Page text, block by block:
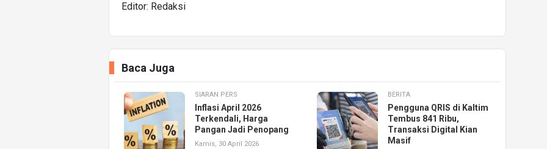
Editor: Redaksi
Baca Juga
SIARAN PERS
Inflasi April 2026
Terkendali, Harga
Pangan Jadi Penopang
Kamis, 30 April 2026
BERITA
Pengguna QRIS di Kaltim
Tembus 841 Ribu,
Transaksi Digital Kian
Masif